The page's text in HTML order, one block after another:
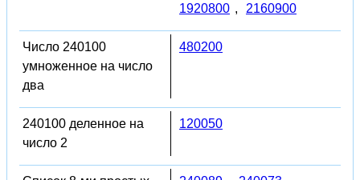
1920800 , 2160900
Число 240100
умноженное на число
два
480200
240100 деленное на
число 2
120050